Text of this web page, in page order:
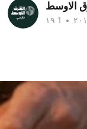
الاوسط
•